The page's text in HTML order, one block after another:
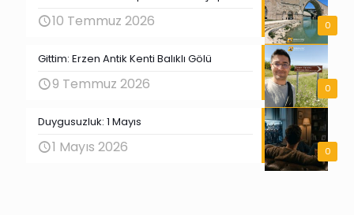
0
10 Temmuz 2026
0
Gittim: Erzen Antik Kenti Balıklı Gölü
9 Temmuz 2026
0
Duygusuzluk: 1 Mayıs
1 Mayıs 2026